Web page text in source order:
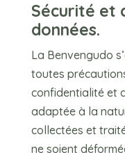
Sécurité et
données.
La Benvengudo
toutes
confidentialité et
adaptée à la
collectées et
ne soient